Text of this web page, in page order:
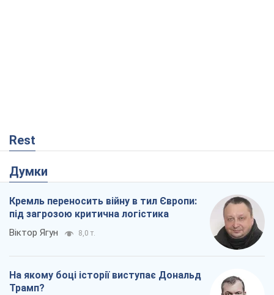
Rest
Думки
Кремль переносить війну в тил Європи:
під загрозою критична логістика
Віктор Ягун 8,0 т.
На якому боці історії виступає Дональд
Трамп?